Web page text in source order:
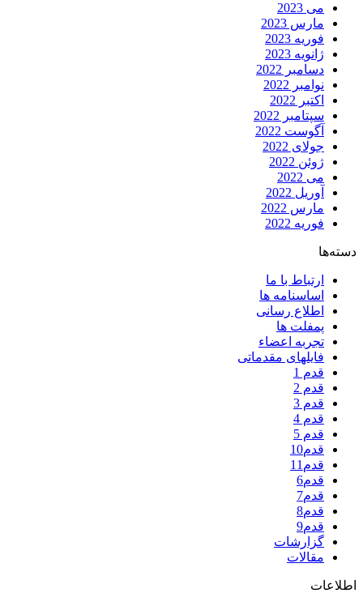
می 2023
مارس 2023
فوریه 2023
ژانویه 2023
دسامبر 2022
نوامبر 2022
اکتبر 2022
سپتامبر 2022
آگوست 2022
جولای 2022
ژوئن 2022
می 2022
آوریل 2022
مارس 2022
فوریه 2022
دسته‌ها
ارتباط با ما
اساسنامه ها
اطلاع رسانی
پمفلت ها
تجربه اعضاء
فایلهای مقدماتی
قدم 1
قدم 2
قدم 3
قدم 4
قدم 5
قدم10
قدم11
قدم6
قدم7
قدم8
قدم9
گزارشات
مقالات
اطلاعات